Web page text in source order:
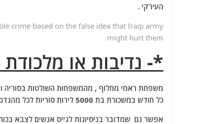
העירקי .
crime based on the false idea that Iraqi army
might hurt them
*- נדיבות או
משפחת ראמי מחלוף , מהמשפחות השולטות בסוריה
כל חודש במשכורת בת 5000 לירות סוריות לכל מהנדס. ככל הנראה כדי להשאיר אותו במדינה ושלא ינסה להגר.
אפשר גם שמדובר בניסיונות לגייס אנשים לצבא